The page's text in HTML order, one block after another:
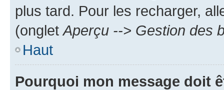
plus tard. Pour les recharger,
(onglet Aperçu --> Gestion des
Haut
Pourquoi mon message doit